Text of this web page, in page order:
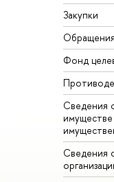
Закупки
Фонд
Сведения
имуществе
Сведения